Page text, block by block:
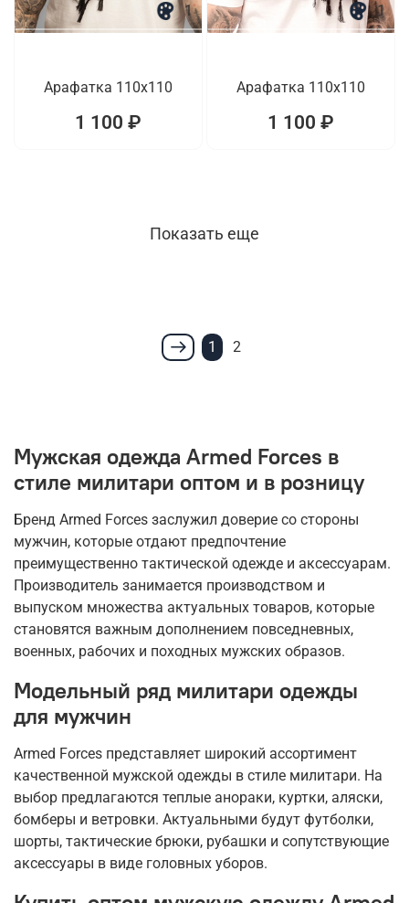
1
Арафатка 110x110
1 100 ₽
1
Арафатка 110x110
1 100 ₽
Показать еще
1 2
Мужская одежда Armed Forces в
стиле милитари оптом и в розницу
Бренд Armed Forces заслужил доверие со стороны
мужчин, которые отдают предпочтение
преимущественно тактической одежде и аксессуарам.
Производитель занимается производством и
выпуском множества актуальных товаров, которые
становятся важным дополнением повседневных,
военных, рабочих и походных мужских образов.
Модельный ряд милитари одежды
для мужчин
Armed Forces представляет широкий ассортимент
качественной мужской одежды в стиле милитари. На
выбор предлагаются теплые анораки, куртки, аляски,
бомберы и ветровки. Актуальными будут футболки,
шорты, тактические брюки, рубашки и сопутствующие
аксессуары в виде головных уборов.